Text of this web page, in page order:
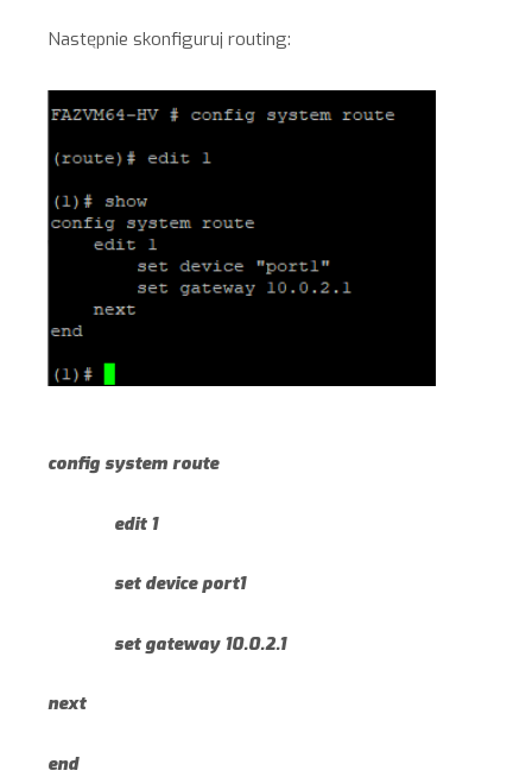
Następnie skonfiguruj routing:
config system route
edit 1
set device port1
set gateway 10.0.2.1
next
end